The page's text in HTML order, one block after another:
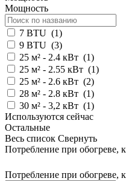
Мощность
7 BTU (1)
9 BTU (3)
25 м² - 2.4 кВт (1)
25 м² - 2.55 кВт (1)
25 м² - 2.6 кВт (2)
28 м² - 2.8 кВт (1)
30 м² - 3,2 кВт (1)
Используются сейчас
Остальные
Весь список Свернуть
Потребление при обогреве,
Потребление при обогреве,